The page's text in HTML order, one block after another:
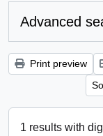
Advanced
Print preview
1 results with